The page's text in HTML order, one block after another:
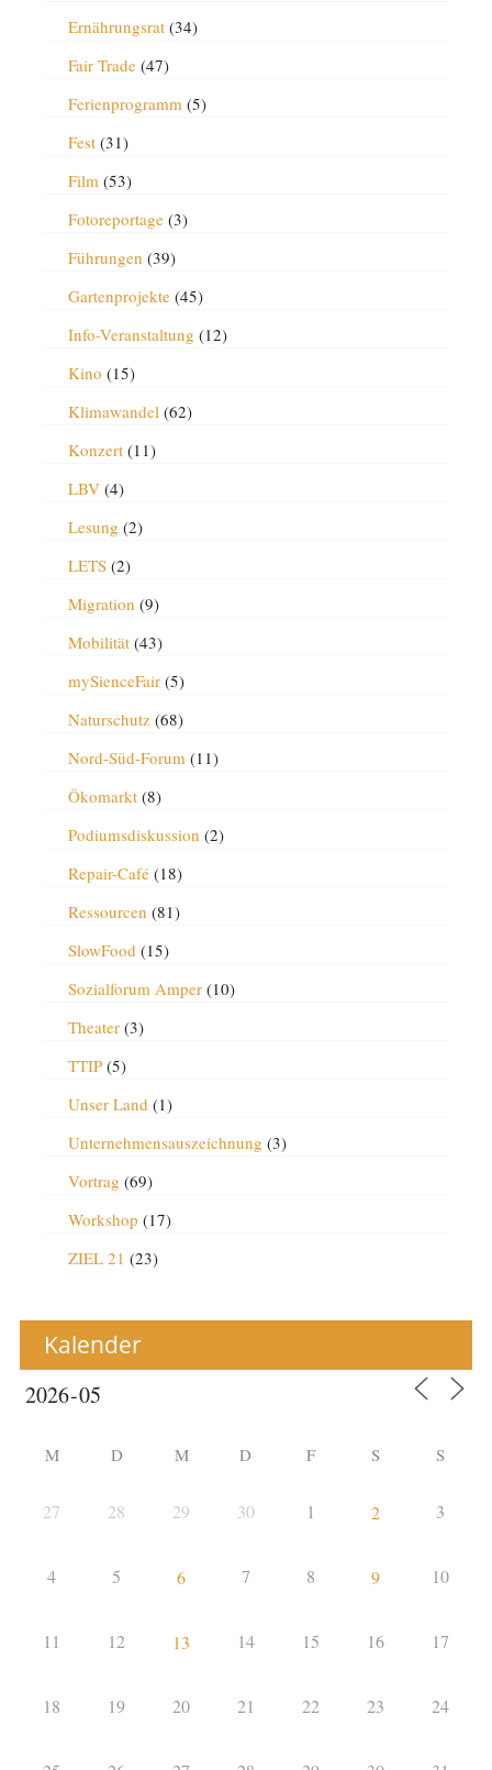
Ernährungsrat(34)
Fair Trade(47)
Ferienprogramm (5)
Fest(31)
Film (53)
Fotoreportage(3)
Führungen (39)
Gartenprojekte(45)
Info-Veranstaltung (12)
Kino (15)
Klimawandel (62)
Konzert(11)
LBV(4)
Lesung (2)
LETS(2)
Migration (9)
Mobilität(43)
mySienceFair(5)
Naturschutz(68)
Nord-Süd-Forum (11)
Ökomarkt(8)
Podiumsdiskussion (2)
Repair-Café(18)
Ressourcen (81)
SlowFood (15)
Sozialforum Amper(10)
Theater(3)
TTIP(5)
Unser Land (1)
Unternehmensauszeichnung (3)
Vortrag (69)
Workshop (17)
ZIEL 21 (23)
Kalender
M D M D F S S
27 28 29 30 1 2 3
4 5 6 7 8 9 10
11 12 13 14 15 16 17
18 19 20 21 22 23 24